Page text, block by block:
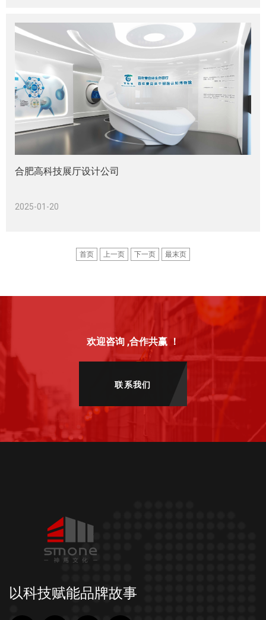
合肥高科技展厅设计公司
2025-01-20
首页 上一页 下一页 最末页
欢迎咨询 ,合作共赢 ！
联系我们
以科技赋能品牌故事